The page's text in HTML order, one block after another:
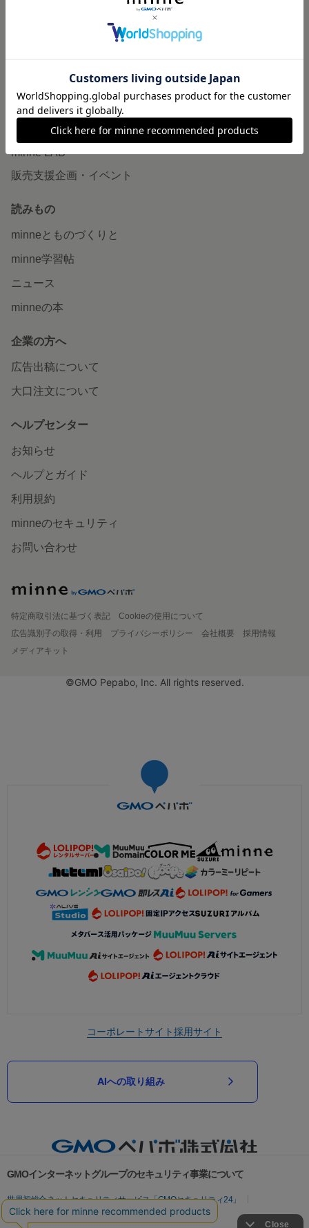
食品販売
ヴィンテージ販売
ダウンロード販売
minne PLUS
minne LAB
販売支援企画・イベント
読みもの
minneとものづくりと
minne学習帖
ニュース
minneの本
企業の方へ
広告出稿について
大口注文について
ヘルプセンター
お知らせ
ヘルプとガイド
利用規約
minneのセキュリティ
お問い合わせ
特定商取引法に基づく表記
Cookieの使用について
広告識別子の取得・利用
プライバシーポリシー 会社概要
採用情報
メディアキット
©GMO Pepabo, Inc. All rights reserved.
コーポレートサイト採用サイト
AIへの取り組み
GMOインターネットグループのセキュリティ事業について
世界初総合ネットセキュリティサービス「GMOセキュリティ24」
パスワード漏洩診断
Webサイトリスク診断